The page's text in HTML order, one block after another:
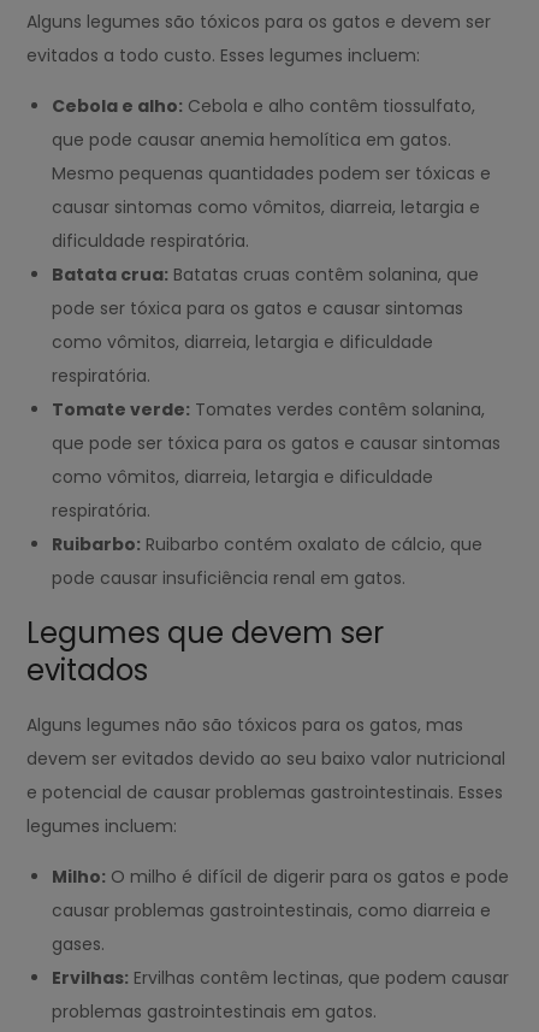
Alguns legumes são tóxicos para os gatos e devem ser
evitados a todo custo. Esses legumes incluem:
Cebola e alho: Cebola e alho contêm tiossulfato,
que pode causar anemia hemolítica em gatos.
Mesmo pequenas quantidades podem ser tóxicas e
causar sintomas como vômitos, diarreia, letargia e
dificuldade respiratória.
Batata crua: Batatas cruas contêm solanina, que
pode ser tóxica para os gatos e causar sintomas
como vômitos, diarreia, letargia e dificuldade
respiratória.
Tomate verde: Tomates verdes contêm solanina,
que pode ser tóxica para os gatos e causar sintomas
como vômitos, diarreia, letargia e dificuldade
respiratória.
Ruibarbo: Ruibarbo contém oxalato de cálcio, que
pode causar insuficiência renal em gatos.
Legumes que devem ser
evitados
Alguns legumes não são tóxicos para os gatos, mas
devem ser evitados devido ao seu baixo valor nutricional
e potencial de causar problemas gastrointestinais. Esses
legumes incluem:
Milho: O milho é difícil de digerir para os gatos e pode
causar problemas gastrointestinais, como diarreia e
gases.
Ervilhas: Ervilhas contêm lectinas, que podem causar
problemas gastrointestinais em gatos.